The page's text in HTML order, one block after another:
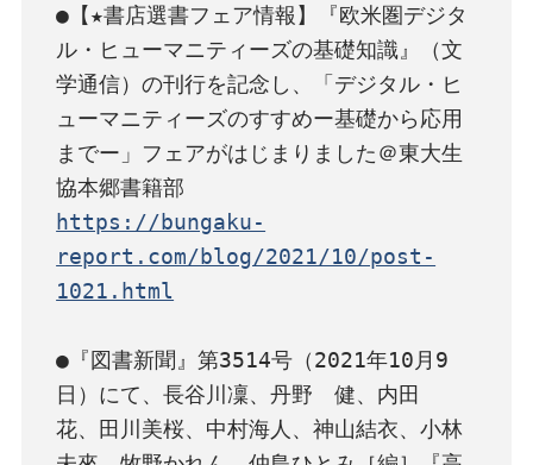
●【★書店選書フェア情報】『欧米圏デジタ
ル・ヒューマニティーズの基礎知識』（文
学通信）の刊行を記念し、「デジタル・ヒ
ューマニティーズのすすめー基礎から応用
までー」フェアがはじまりました＠東大生
https://bungaku-
report.com/blog/2021/10/post-
1021.html
●『図書新聞』第3514号（2021年10月9
日）にて、長谷川凜、丹野　健、内田
花、田川美桜、中村海人、神山結衣、小林